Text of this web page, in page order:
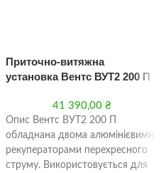
Приточно-витяжна
установка Вентс ВУТ2 200 П
41 390,00 ₴
Опис Вентс ВУТ2 200 П
обладнана двома алюмінієвими
рекуператорами перехресного
струму. Використовується для